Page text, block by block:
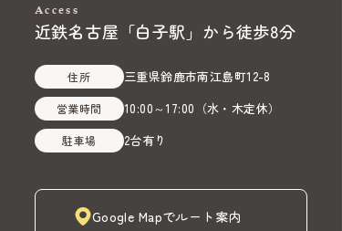
Access
近鉄名古屋「白子駅」から徒歩8分
住所 三重県鈴鹿市南江島町12-8
営業時間 10:00～17:00 （水・木定休）
駐車場 2台有り
Google Mapでルート案内